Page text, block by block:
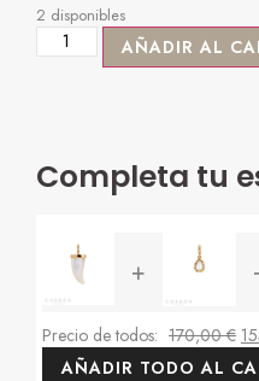
2 disponibles
AÑADIR AL
Completa tu
+
Precio de todos: 170,00€
AÑADIR TODO AL